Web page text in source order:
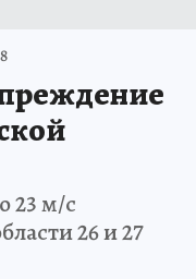
23 м/с
26 и 27